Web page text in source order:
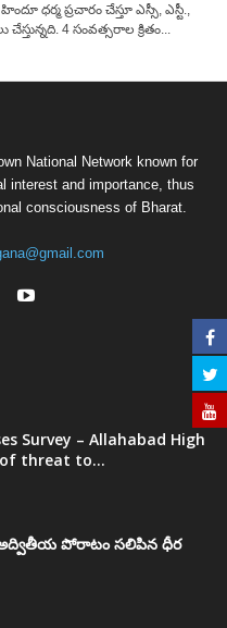
ధర్మ ప్రచారం చేస్తూ ఎస్సీ, ఎస్టీ.,
4 సంవత్సరాల క్రితం...
National Network known for
interest and importance, thus
consciousness of Bharat.
Survey – Allahabad High
threat to...
పోరాటం సలిపిన ధీర